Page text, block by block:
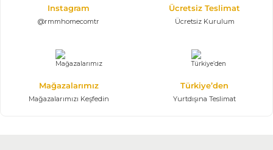
Instagram
@rmmhomecomtr
Ücretsiz Teslimat
Ücretsiz Kurulum
Mağazalarımız
Mağazalarımızı Keşfedin
Türkiye’den
Yurtdışına Teslimat